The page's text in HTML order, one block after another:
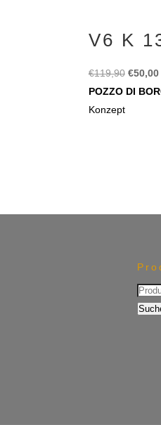
V6 K
€119,90
Preis
€50,00
POZZO DI
Konzept
nach: